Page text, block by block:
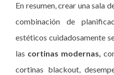
En resumen, crear una sala
combinación de
estéticos cuidadosamente
las cortinas modernas,
cortinas blackout,